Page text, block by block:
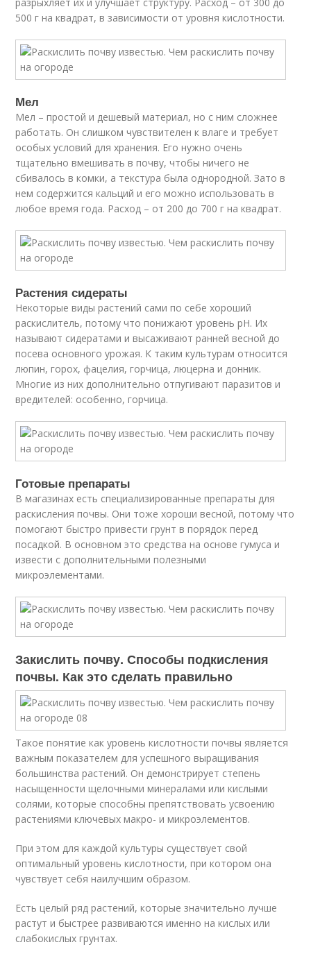
500 г на квадрат, в зависимости от уровня кислотности.
Мел
Мел – простой и дешевый материал, но с ним сложнее
работать. Он слишком чувствителен к влаге и требует
особых условий для хранения. Его нужно очень
тщательно вмешивать в почву, чтобы ничего не
сбивалось в комки, а текстура была однородной. Зато в
нем содержится кальций и его можно использовать в
любое время года. Расход – от 200 до 700 г на квадрат.
Растения сидераты
Некоторые виды растений сами по себе хороший
раскислитель, потому что понижают уровень рН. Их
называют сидератами и высаживают ранней весной до
посева основного урожая. К таким культурам относится
люпин, горох, фацелия, горчица, люцерна и донник.
Многие из них дополнительно отпугивают паразитов и
вредителей: особенно, горчица.
Готовые препараты
В магазинах есть специализированные препараты для
раскисления почвы. Они тоже хороши весной, потому что
помогают быстро привести грунт в порядок перед
посадкой. В основном это средства на основе гумуса и
извести с дополнительными полезными
микроэлементами.
Закислить почву. Способы подкисления
почвы. Как это сделать правильно
Такое понятие как уровень кислотности почвы является
важным показателем для успешного выращивания
большинства растений. Он демонстрирует степень
насыщенности щелочными минералами или кислыми
солями, которые способны препятствовать усвоению
растениями ключевых макро- и микроэлементов.
При этом для каждой культуры существует свой
оптимальный уровень кислотности, при котором она
чувствует себя наилучшим образом.
Есть целый ряд растений, которые значительно лучше
растут и быстрее развиваются именно на кислых или
слабокислых грунтах.